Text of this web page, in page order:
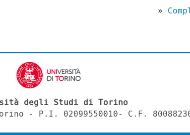
»
degli Studi di Torino
- P.I. 02099550010- C.F.